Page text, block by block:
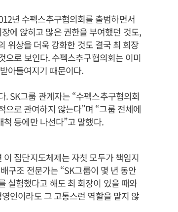
년 수펙스추구협의회를 출범하면서
에 앉히고 많은 권한을 부여했던 것도,
위상을 더욱 강화한 것도 결국 최 회장
으로 보인다. 수펙스추구협의회는 이미
아들여지기 때문이다.
SK그룹 관계자는 “수펙스추구협의회
로 관여하지 않는다”며 “그룹 전체에
등에만 나선다”고 말했다.
집단지도체제는 자칫 모두가 책임지
구조 전문가는 “SK그룹이 몇 년 동안
실험했다고 해도 최 회장이 있을 때와
인이라도 그 고통스런 역할을 맡지 않